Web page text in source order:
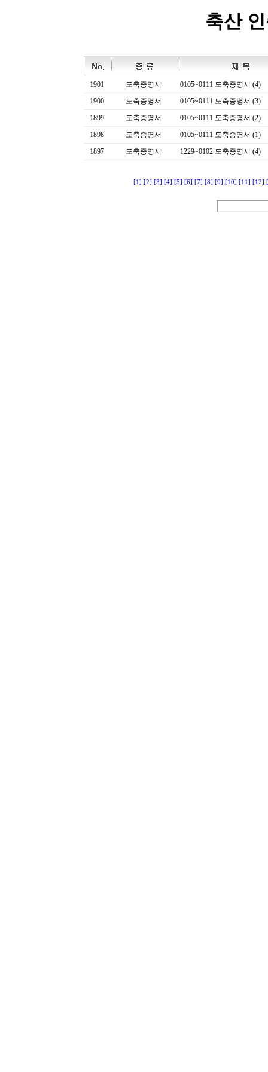
축산
1901 도축증명서
0105~0111 도축증명서 (4)
1900
도축증명서
0105~0111 도축증명서 (3)
1899
도축증명서
0105~0111 도축증명서 (2)
1898
도축증명서
0105~0111 도축증명서 (1)
1897
도축증명서 1229~0102 도축증명서 (4)
[1] [2] [3] [4] [5] [6] [7] [8] [9] [10] [11] [12]